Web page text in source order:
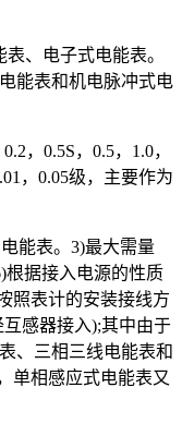
、电子式电能表。
能表和机电脉冲式电
，0.5S，0.5，1.0，
，0.05级，主要作为
能表。3)最大需量
根据接入电源的性质
照表计的安装接线方
感器接入);其中由于
、三相三线电能表和
单相感应式电能表又